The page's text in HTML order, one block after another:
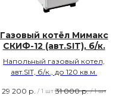
Газовый котёл Мимакс
СКИФ-12 (авт.SIT), б/к.
Напольный газовый котел,
авт.SIT, б/к., до 120 кв.м.
29 200 р. / 1 шт 31 000 р. / 1 шт